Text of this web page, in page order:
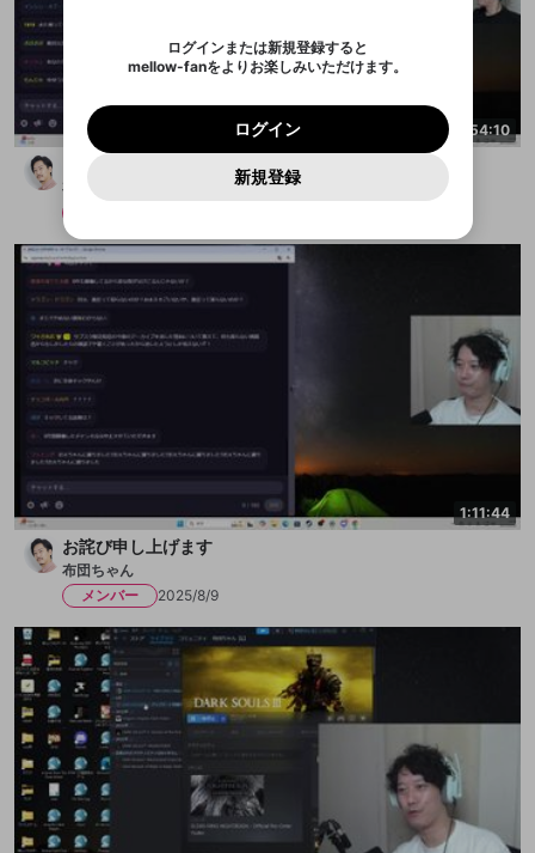
4:54:10
シャドバビヨンドパーク2日目
布団ちゃん
1:11:44
お詫び申し上げます
布団ちゃん
メンバー
2025/8/9
ユーザーの視聴環境によっては広告を表示すること
ができない場合があります。
詳しくはこちら
ば、通知をもれなく受け取れます！
インストール アプリで開く
Google
Yahoo! JAPAN
Appleでサインアップ
mellow-fanの利用規約・プライバシーポリシー
サービスとのID連携に関する同意事項
で、次にお進みください
次にお進みください。
Google
Yahoo! JAPAN
Appleでサインイン
mellow-fanの利用規約・プライバシーポリシー
サービスとのID連携に関する同意事項
で、次にお進みください
ログイン
パスワードを忘れた方はこちら
アカウントをお持ちですか？アカウントを作成する
ログインまたは新規登録すると
mellow-fanをよりお楽しみいただけます。
ログイン
新規登録
再設定する
のでご確認ください
OK
ご登録いただいた情報はサービスの向上を目的
として使用いたします。
一部サービスをご利用いただくには、生年月の
登録が必要です。
あとで登録
メイン及びcs.openrec.co.jpドメイン）が受信拒否設
定に含まれていないかご確認ください。
入力
著作権の侵害
なりすまし行為
出会いを誘導する行為
ねずみ講やマルチ商法
誤解を招く配信設定
政治的・宗教的・人種的な内容
0
報告された問題については、利用規約に違反しているか
どうかをスタッフが確認します。
用することは、利用規約違反になります。
送信
閉じる
Discordアカウントを作成
Discordは第三者が提供するコミュニティーサービスで、
mellow-fanとは関わりがありません。Discordに関してのお
問い合わせにはお答えすることができません。Discordの仕
様変更により、限定コミュニティ特典の提供が終了する可能
します。
外部サービスとのID連携に関する同意事項
Discordとは？